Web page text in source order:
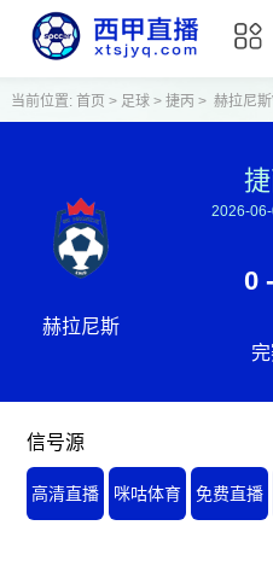
当前位置: 首页 > 足球> 捷丙 > 赫拉尼
赫拉尼斯
2026-
0
信号源
高清直播 咪咕体育 免费直播